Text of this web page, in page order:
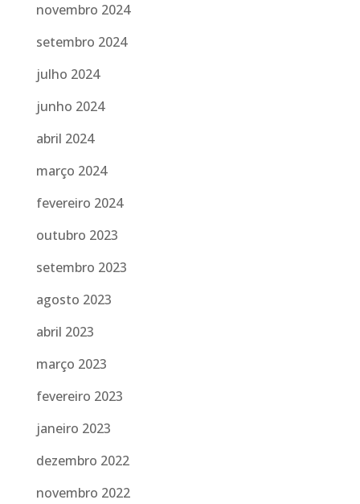
novembro 2024
setembro 2024
julho 2024
junho 2024
abril 2024
março 2024
fevereiro 2024
outubro 2023
setembro 2023
agosto 2023
abril 2023
março 2023
fevereiro 2023
janeiro 2023
dezembro 2022
novembro 2022